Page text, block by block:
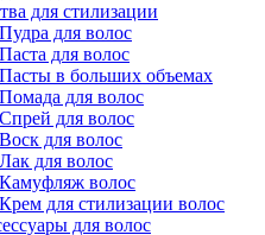
для стилизации
Пудра для волос
Паста для волос
Пасты в больших объемах
Помада для волос
Спрей для волос
Воск для волос
Лак для волос
Камуфляж волос
Крем для стилизации волос